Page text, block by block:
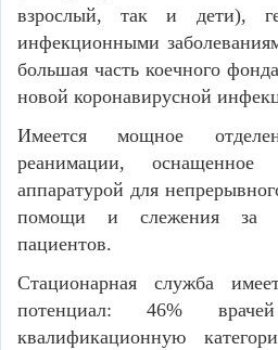
взрослый, так и дети),
инфекционными
большая часть коечного
новой коронавирусной
Имеется мощное
реанимации, оснащенное
аппаратурой для
помощи и слежения за
пациентов.
Стационарная служба
потенциал: 46%
квалификационную